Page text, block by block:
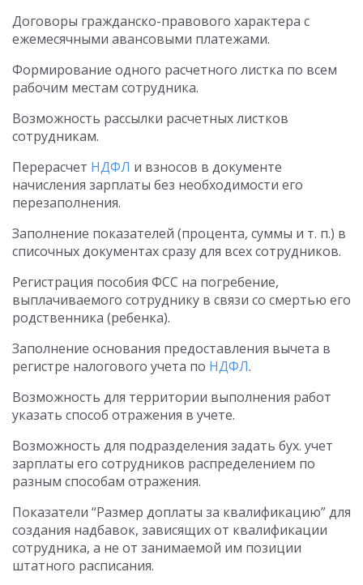
Договоры гражданско-правового характера с
ежемесячными авансовыми платежами.
Формирование одного расчетного листка по всем
рабочим местам сотрудника.
Возможность рассылки расчетных листков
сотрудникам.
Перерасчет НДФЛ и взносов в документе
начисления зарплаты без необходимости его
перезаполнения.
Заполнение показателей (процента, суммы и т. п.) в
списочных документах сразу для всех сотрудников.
Регистрация пособия ФСС на погребение,
выплачиваемого сотруднику в связи со смертью его
родственника (ребенка).
Заполнение основания предоставления вычета в
регистре налогового учета по НДФЛ.
Возможность для территории выполнения работ
указать способ отражения в учете.
Возможность для подразделения задать бух. учет
зарплаты его сотрудников распределением по
разным способам отражения.
Показатели “Размер доплаты за квалификацию” для
создания надбавок, зависящих от квалификации
сотрудника, а не от занимаемой им позиции
штатного расписания.